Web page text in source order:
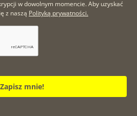
w dowolnym momencie. Aby uzyskać
z naszą Polityką prywatności.
Zapisz mnie!